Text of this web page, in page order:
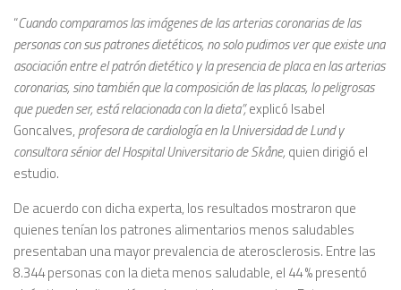
“Cuando comparamos las imágenes de las arterias coronarias de las
personas con sus patrones dietéticos, no solo pudimos ver que existe una
asociación entre el patrón dietético y la presencia de placa en las arterias
coronarias, sino también que la composición de las placas, lo peligrosas
que pueden ser, está relacionada con la dieta”,explicó Isabel
Goncalves, profesora de cardiología en la Universidad de Lund y
consultora sénior del Hospital Universitario de Skåne, quien dirigió el
estudio.
De acuerdo con dicha experta, los resultados mostraron que
quienes tenían los patrones alimentarios menos saludables
presentaban una mayor prevalencia de aterosclerosis. Entre las
8.344 personas con la dieta menos saludable, el 44 % presentó